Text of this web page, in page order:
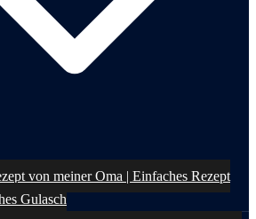
von meiner Oma | Einfaches Rezept
Gulasch